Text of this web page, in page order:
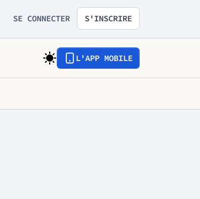
SE CONNECTER S'INSCRIRE
L'APP MOBILE